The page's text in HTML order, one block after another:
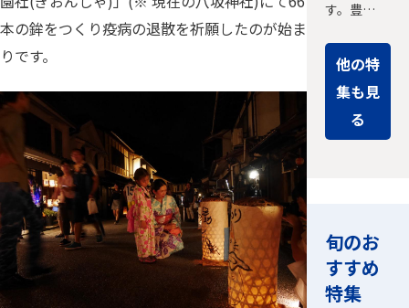
本の鉾をつくり疫病の退散を祈願したのが始ま
りです。
す。豊…
他の特
集も見
る
旬のお
すすめ
特集